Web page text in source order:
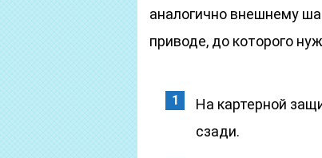
аналогично внешнему
приводе, до которого
На картерной
сзади.